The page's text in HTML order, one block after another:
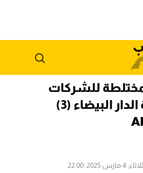
للشركات
المدرجة ببورصة الدار البيضاء (3)
4 مارس 2025, 22:00